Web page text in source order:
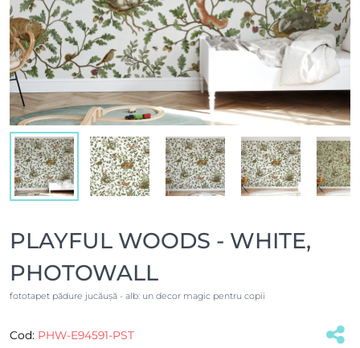
PLAYFUL WOODS - WHITE,
PHOTOWALL
fototapet pădure jucăușă - alb: un decor magic pentru copii
Cod: PHW-E94591-PST